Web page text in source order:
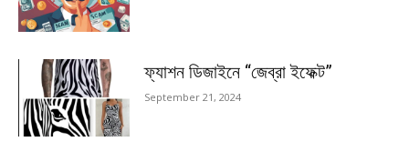
ফ্যাশন ডিজাইনে “জেব্রা ইফেক্ট”
September 21, 2024